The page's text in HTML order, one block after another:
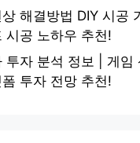
해결방법 DIY 시공
시공 노하우 추천!
투자 분석 정보 | 게임
투자 전망 추천!